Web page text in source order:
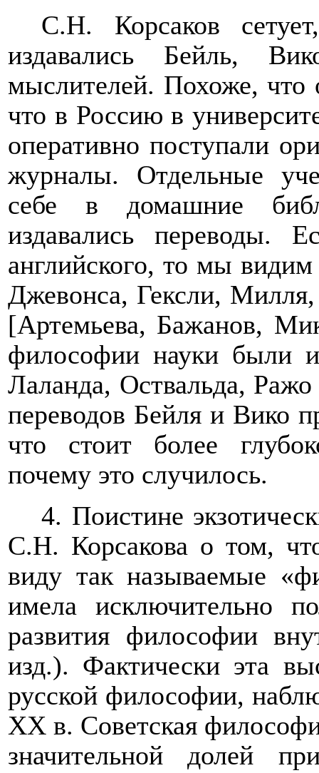
С.Н. Корсаков
издавались Бейль,
мыслителей. Похоже, что
что в Россию в
оперативно поступали
журналы. Отдельные
себе в домашние
издавались переводы.
английского, то мы
Джевонса, Гексли,
[Артемьева, Бажанов,
философии науки были
Лаланда, Оствальда,
переводов Бейля и Вико
что стоит более
почему это случилось.
4. Поистине
С.Н. Корсакова о том,
виду так называемые
имела исключительно
развития философии
изд.). Фактически эта
русской философии,
ХХ в. Советская
значительной долей